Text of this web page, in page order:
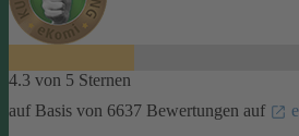
4.3 von 5 Sternen
auf Basis von 6637 Bewertungen auf